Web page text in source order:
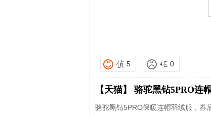
5 0
【天猫】 骆驼黑钻5PRO连
骆驼黑钻5PRO保暖连帽羽绒服，券